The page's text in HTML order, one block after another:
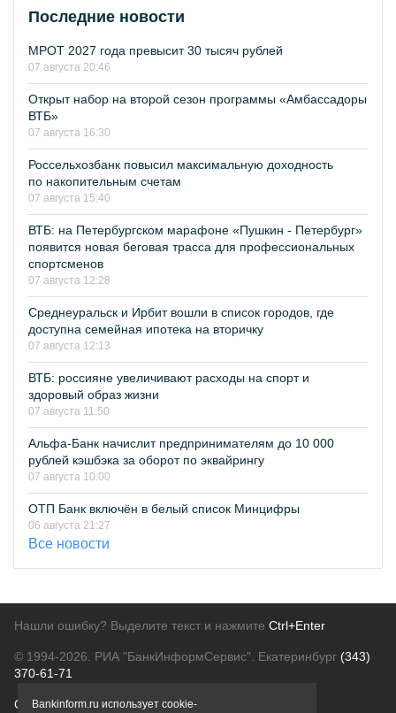
Последние новости
МРОТ 2027 года превысит 30 тысяч рублей
07 августа 20:46
Открыт набор на второй сезон программы «Амбассадоры
ВТБ»
07 августа 16:30
Россельхозбанк повысил максимальную доходность
по накопительным счетам
07 августа 15:40
ВТБ: на Петербургском марафоне «Пушкин - Петербург»
появится новая беговая трасса для профессиональных
спортсменов
07 августа 12:28
Среднеуральск и Ирбит вошли в список городов, где
доступна семейная ипотека на вторичку
07 августа 12:13
ВТБ: россияне увеличивают расходы на спорт и
здоровый образ жизни
07 августа 11:50
Альфа-Банк начислит предпринимателям до 10 000
рублей кэшбэка за оборот по эквайрингу
07 августа 10:00
ОТП Банк включён в белый список Минцифры
06 августа 21:27
Все новости
Нашли ошибку? Выделите текст и нажмите Ctrl+Enter
© 1994-2026. РИА "БанкИнформСервис". Екатеринбург (343)
370-61-71
О проектеПолитика конфиденциальности
Bankinform.ru использует cookie-